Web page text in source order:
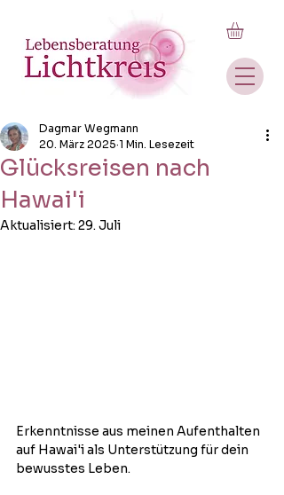
Glücksreisen nach
Hawai'i
Dagmar Wegmann
20. März 2025 1 Min. Lesezeit
Aktualisiert: 29. Juli
Erkenntnisse aus meinen Aufenthalten
auf Hawai'i als Unterstützung für dein
bewusstes Leben.